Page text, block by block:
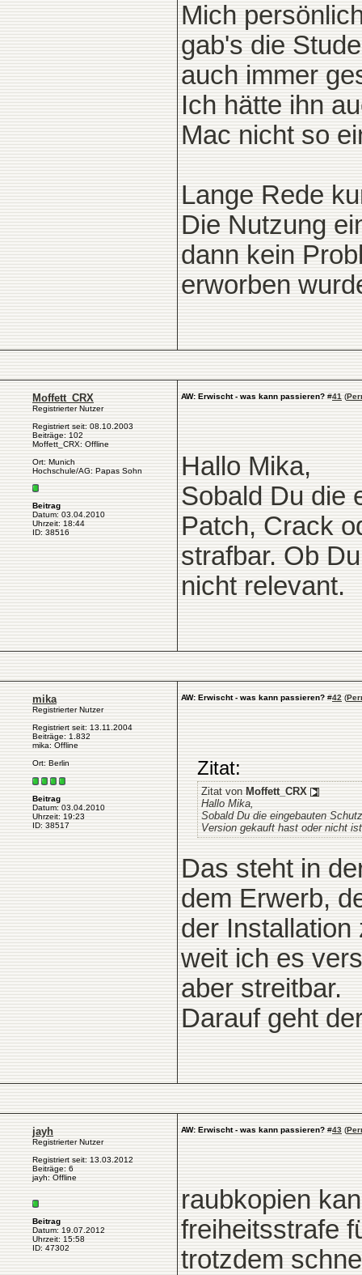
Mich
gab's die
auch immer
Ich hätte ihn
Mac nicht so
Lange Rede
Die Nutzung
dann kein
erworben
Moffett_CRX
Registrierter Nutzer
Registriert seit: 08.10.2003
Beiträge: 102
Moffett_CRX: Offline
Ort: Munich
Hochschule/AG: Papas Sohn
Beitrag
Datum: 03.04.2010
Uhrzeit: 18:44
ID: 38516
AW: Erwischt - was kann passieren? #41 (
Hallo Mika,
Sobald Du die
Patch, Crack
strafbar. Ob
nicht relevant.
mika
Registrierter Nutzer
Registriert seit: 13.11.2004
Beiträge: 1.832
mika: Offline
Ort: Berlin
Beitrag
Datum: 03.04.2010
Uhrzeit: 19:23
ID: 38517
AW: Erwischt - was kann passieren? #42 (
Zitat:
Zitat von Moffett_CRX
Hallo Mika,
Sobald Du die eingebauten
Version gekauft hast oder nicht
Das steht in
dem Erwerb,
der
weit ich es
aber streitbar.
Darauf geht
jayh
Registrierter Nutzer
Registriert seit: 13.03.2012
Beiträge: 6
jayh: Offline
Beitrag
Datum: 19.07.2012
Uhrzeit: 15:58
ID: 47302
AW: Erwischt - was kann passieren? #43 (
raubkopien
freiheitsstrafe
trotzdem